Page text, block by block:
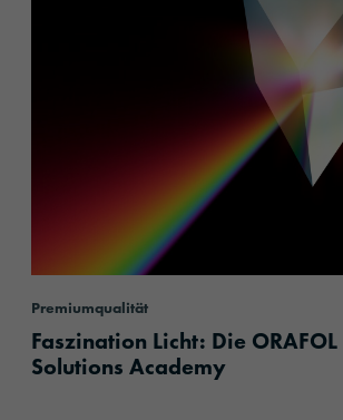
Premiumqualität
Faszination Licht: Die
Solutions Academy